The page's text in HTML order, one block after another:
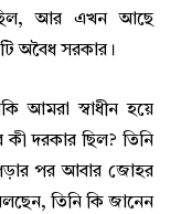
ছিল, আর এখন আছে
অবৈধ সরকার।
আমরা স্বাধীন হয়ে
কী দরকার ছিল? তিনি
পর আবার জোহর
তিনি কি জানেন